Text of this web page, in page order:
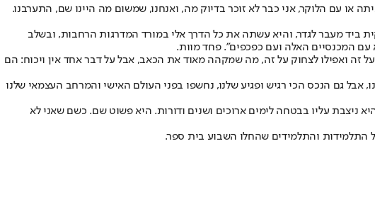
עם הלוקר, אני כבר לא זוכר בדיוק מה, ואנחנו, שמשום מה היינו שם, התערבנו.
ביד מעבר לגדר, והיא עשתה את כל הדרך אלי במורד המדרגות הרחבות, ובשלב
עם המכנסיים האלה ועם כפכפים". פחד מוות.
זה ואפילו לצחוק על זה, מה שמקהה מאוד את הכאב, אבל על דבר אחד אין ויכוח: הם
אבל גם הנכס הכי רגיש ופגיע שלנו, נחשפו בפני העולם האישי והמרחב העצמאי שלנו
ניצבת עליו בבטחה לימים ארוכים ושנים ודורות. היא פשוט שם. כשם שאני לא